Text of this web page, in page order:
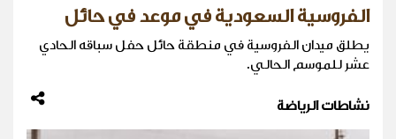
الفروسية السعودية في موعد في حائل
يطلق ميدان الفروسية في منطقة حائل حفل سباقه الحادي
عشر للموسم الحالي.
نشاطات الرياضة